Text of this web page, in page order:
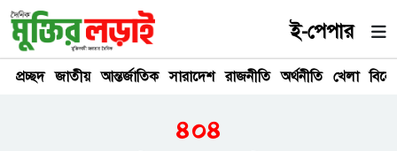
ই-পেপার
প্রচ্ছদ জাতীয় আন্তর্জাতিক সারাদেশ রাজনীতি অর্থনীতি খেলা
৪০৪